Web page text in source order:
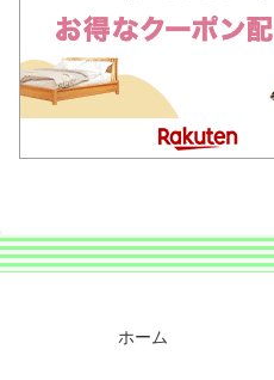
ホーム